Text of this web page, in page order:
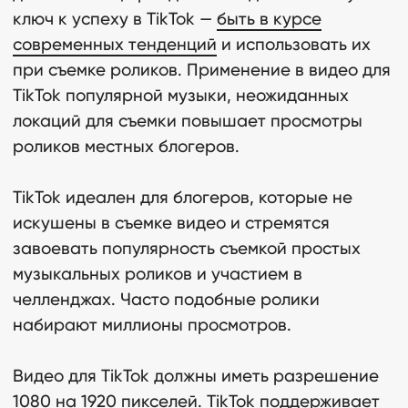
ключ к успеху в TikTok — быть в курсе
современных тенденций и использовать их
при съемке роликов. Применение в видео для
TikTok популярной музыки, неожиданных
локаций для съемки повышает просмотры
роликов местных блогеров.
TikTok идеален для блогеров, которые не
искушены в съемке видео и стремятся
завоевать популярность съемкой простых
музыкальных роликов и участием в
челленджах. Часто подобные ролики
набирают миллионы просмотров.
Видео для TikTok должны иметь разрешение
1080 на 1920 пикселей. TikTok поддерживает